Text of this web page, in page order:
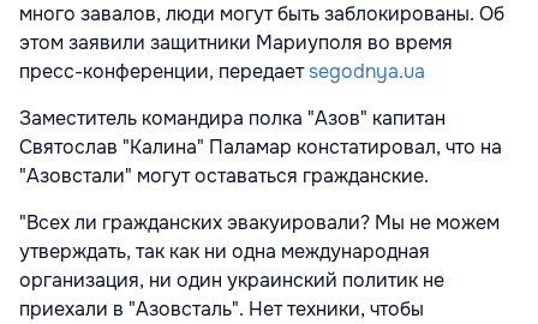
много завалов, люди могут быть заблокированы. Об
этом заявили защитники Мариуполя во время
пресс-конференции, передаетsegodnya.ua
Заместитель командира полка "Азов" капитан
Святослав "Калина" Паламар констатировал, что на
"Азовстали" могут оставаться гражданские.
"Всех ли гражданских эвакуировали? Мы не можем
утверждать, так как ни одна международная
организация, ни один украинский политик не
приехали в "Азовсталь". Нет техники, чтобы